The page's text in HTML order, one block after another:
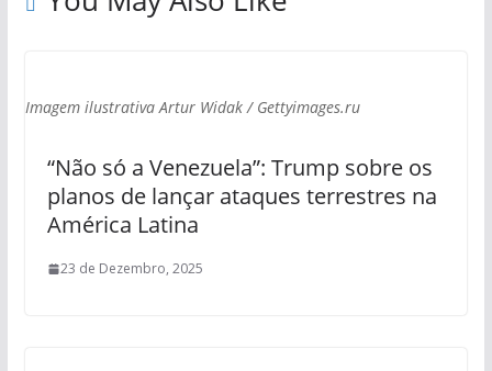
Imagem ilustrativa Artur Widak / Gettyimages.ru
“Não só a Venezuela”: Trump sobre os
planos de lançar ataques terrestres na
América Latina
23 de Dezembro, 2025